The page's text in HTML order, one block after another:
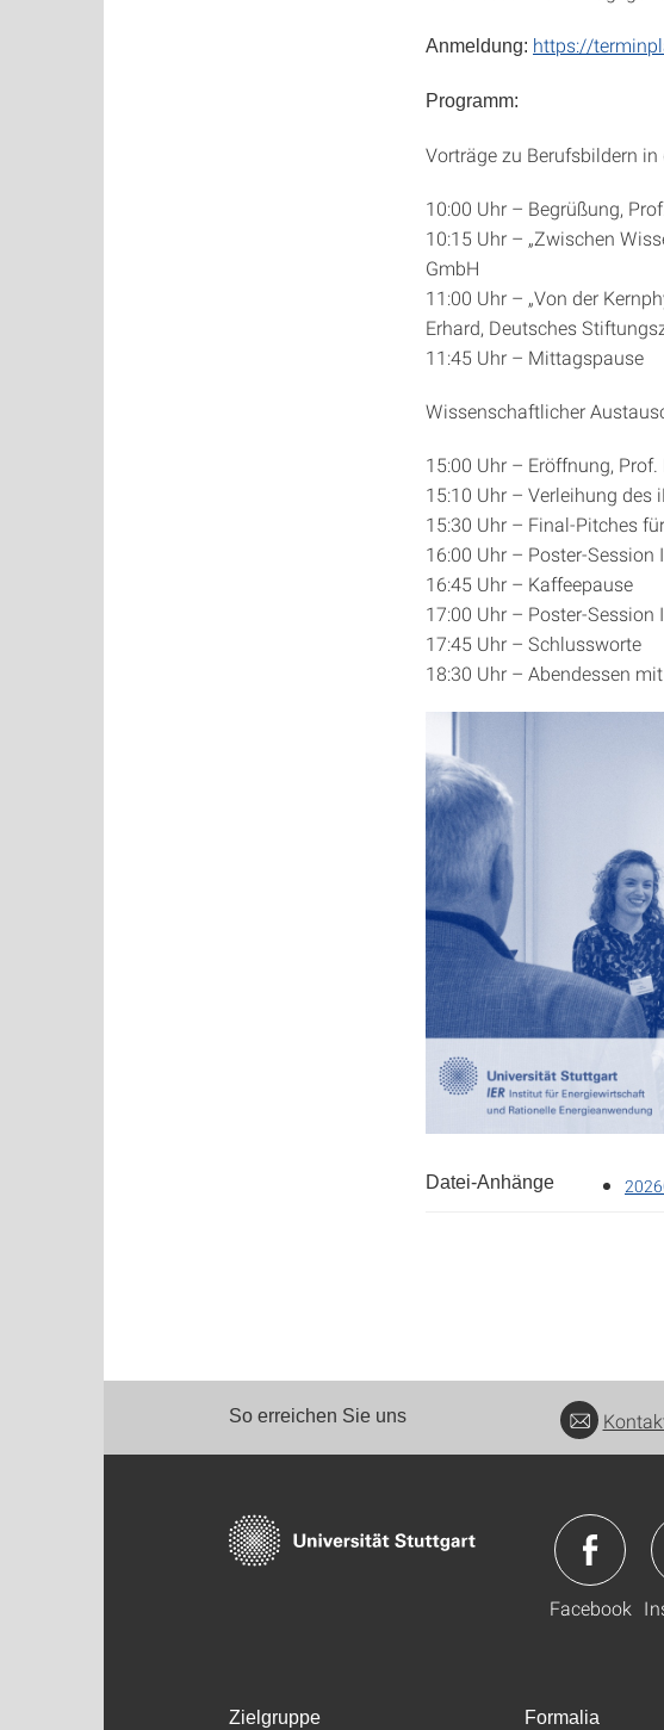
Anmeldung: https://
Programm:
Vorträge zu Berufsbildern
10:00 Uhr – Begrüßung,
10:15 Uhr – „Zwischen
GmbH
11:00 Uhr – „Von der
Erhard, Deutsches
11:45 Uhr – Mittagspause
Wissenschaftlicher
15:00 Uhr – Eröffnung,
15:10 Uhr – Verleihung des
15:30 Uhr – Final-Pitches
16:00 Uhr – Poster-Session I
16:45 Uhr – Kaffeepause
17:00 Uhr – Poster-Session
17:45 Uhr – Schlussworte
18:30 Uhr – Abendessen
Datei-Anhänge
So erreichen Sie uns
Facebook
Zielgruppe Formalia